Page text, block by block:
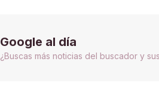
Google al día
¿Buscas más noticias del buscador y